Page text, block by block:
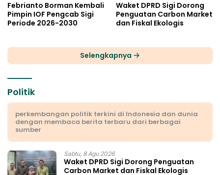
Febrianto Borman Kembali
Pimpin IOF Pengcab Sigi
Periode 2026-2030
Waket DPRD Sigi Dorong
Penguatan Carbon Market
dan Fiskal Ekologis
Selengkapnya
Politik
perkembangan politik terkini di Indonesia dan dunia
dengan membaca berita terbaru dari berbagai
sumber
Sabtu, 8 Agu 2026
Waket DPRD Sigi Dorong Penguatan
Carbon Market dan Fiskal Ekologis